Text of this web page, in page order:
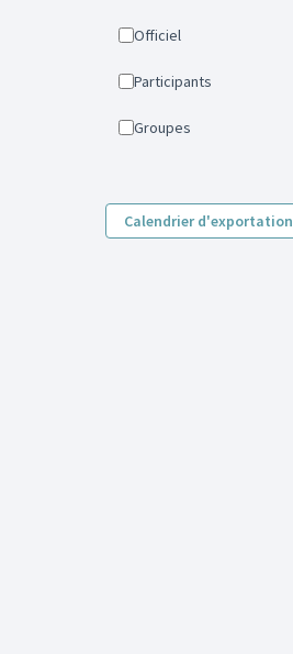
Officiel
Participants
Groupes
Calendrier d'exportation